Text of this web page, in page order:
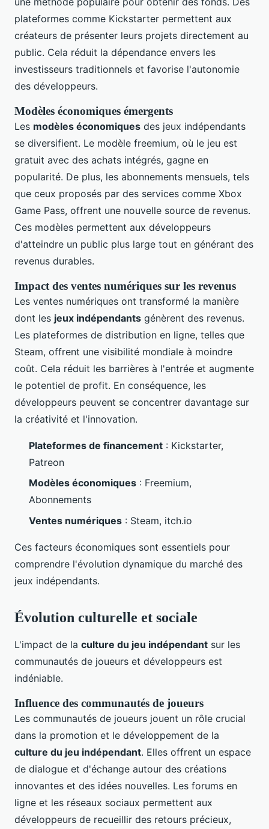
plateformes comme Kickstarter permettent aux
créateurs de présenter leurs projets directement au
public. Cela réduit la dépendance envers les
investisseurs traditionnels et favorise l'autonomie
des développeurs.
Modèles économiques émergents
Les modèles économiques des jeux indépendants
se diversifient. Le modèle freemium, où le jeu est
gratuit avec des achats intégrés, gagne en
popularité. De plus, les abonnements mensuels, tels
que ceux proposés par des services comme Xbox
Game Pass, offrent une nouvelle source de revenus.
Ces modèles permettent aux développeurs
d'atteindre un public plus large tout en générant des
revenus durables.
Impact des ventes numériques sur les revenus
Les ventes numériques ont transformé la manière
dont les jeux indépendants génèrent des revenus.
Les plateformes de distribution en ligne, telles que
Steam, offrent une visibilité mondiale à moindre
coût. Cela réduit les barrières à l'entrée et augmente
le potentiel de profit. En conséquence, les
développeurs peuvent se concentrer davantage sur
la créativité et l'innovation.
Plateformes de financement : Kickstarter,
Patreon
Modèles économiques : Freemium,
Abonnements
Ventes numériques : Steam, itch.io
Ces facteurs économiques sont essentiels pour
comprendre l'évolution dynamique du marché des
jeux indépendants.
Évolution culturelle et sociale
L'impact de la culture du jeu indépendant sur les
communautés de joueurs et développeurs est
indéniable.
Influence des communautés de joueurs
Les communautés de joueurs jouent un rôle crucial
dans la promotion et le développement de la
culture du jeu indépendant. Elles offrent un espace
de dialogue et d'échange autour des créations
innovantes et des idées nouvelles. Les forums en
ligne et les réseaux sociaux permettent aux
développeurs de recueillir des retours précieux,